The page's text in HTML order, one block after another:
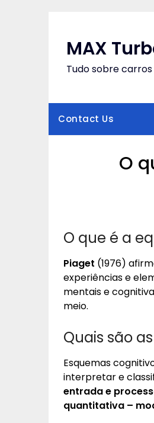
MAX
Tudo sobre
Contact Us
O
O que é a
Piaget (1976)
experiências e
mentais e
meio.
Quais são
Esquemas
interpretar e
entrada e
quantitativa –